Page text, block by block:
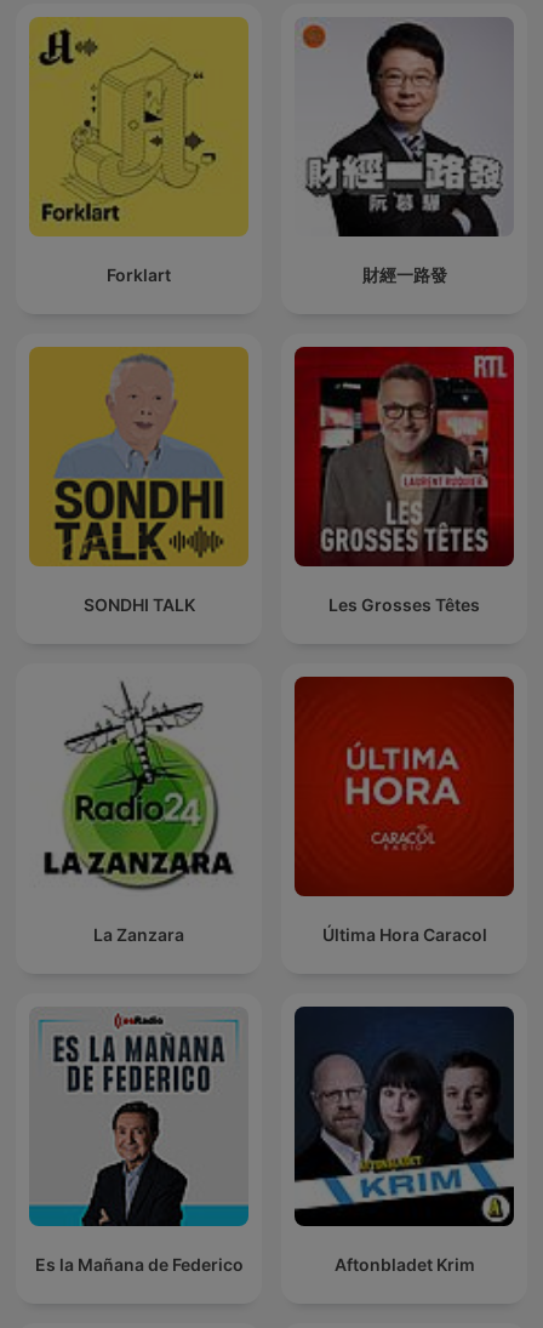
Forklart 財經一路發
SONDHI TALK Les Grosses Têtes
La Zanzara Última Hora Caracol
Es la Mañana de Federico Aftonbladet Krim